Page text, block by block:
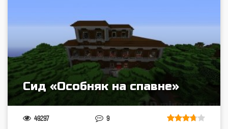
Сид «Особняк на спавне»
49297 9